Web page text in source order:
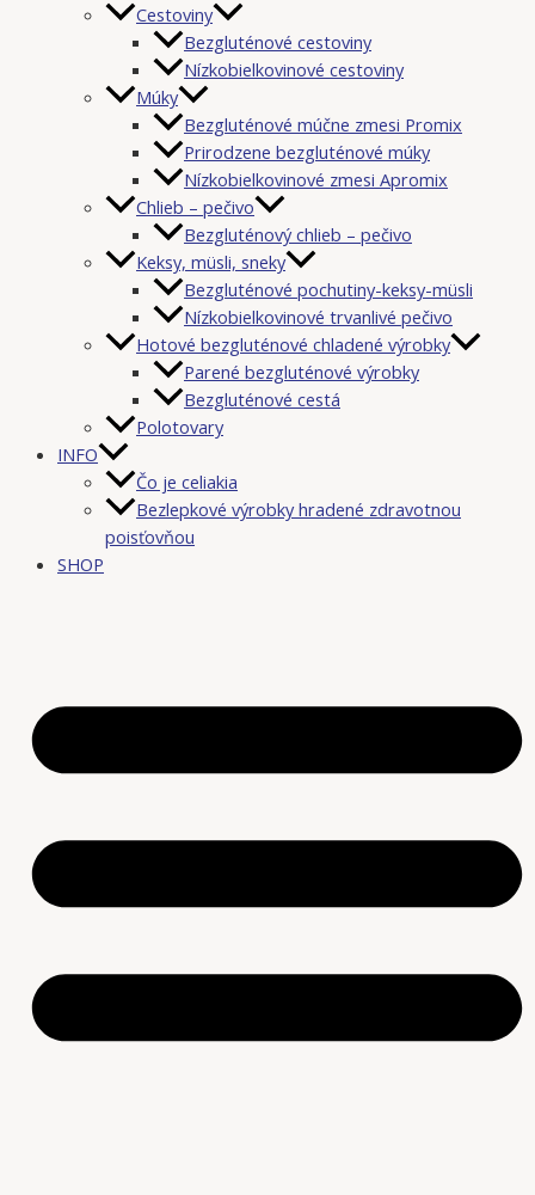
Cestoviny
Bezgluténové cestoviny
Nízkobielkovinové cestoviny
Múky
Bezgluténové múčne zmesi Promix
Prirodzene bezgluténové múky
Nízkobielkovinové zmesi Apromix
Chlieb – pečivo
Bezgluténový chlieb – pečivo
Keksy, müsli, sneky
Bezgluténové pochutiny-keksy-müsli
Nízkobielkovinové trvanlivé pečivo
Hotové bezgluténové chladené výrobky
Parené bezgluténové výrobky
Bezgluténové cestá
Polotovary
INFO
Čo je celiakia
Bezlepkové výrobky hradené zdravotnou
poisťovňou
SHOP